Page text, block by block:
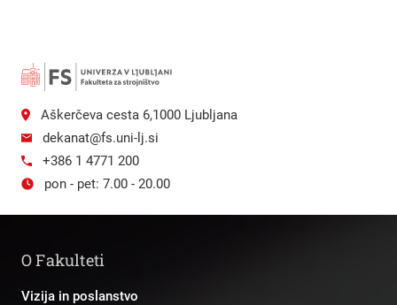
Aškerčeva cesta 6,1000 Ljubljana
dekanat@fs.uni-lj.si
+386 1 4771 200
pon - pet: 7.00 - 20.00
O Fakulteti
Vizija in poslanstvo